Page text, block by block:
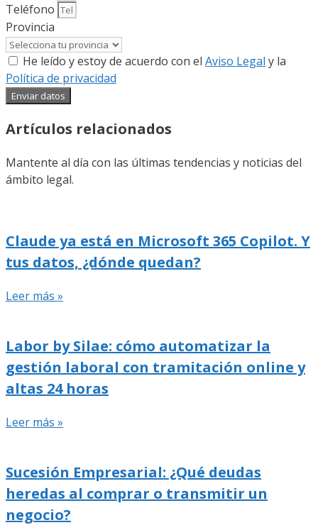
Teléfono
Provincia
He leído y estoy de acuerdo con el Aviso Legal y la
Política de privacidad
Enviar datos
Artículos relacionados
Mantente al día con las últimas tendencias y noticias del
ámbito legal.
Claude ya está en Microsoft 365 Copilot. Y
tus datos, ¿dónde quedan?
Leer más »
Labor by Silae: cómo automatizar la
gestión laboral con tramitación online y
altas 24 horas
Leer más »
Sucesión Empresarial: ¿Qué deudas
heredas al comprar o transmitir un
negocio?